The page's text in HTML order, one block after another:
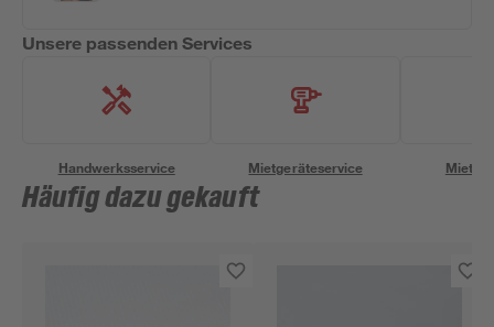
Unsere passenden Services
Handwerksservice Mietgeräteservice
Häufig dazu gekauft